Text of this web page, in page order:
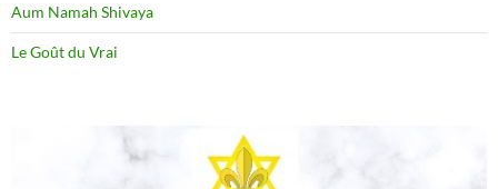
Aum Namah Shivaya
Le Goût du Vrai